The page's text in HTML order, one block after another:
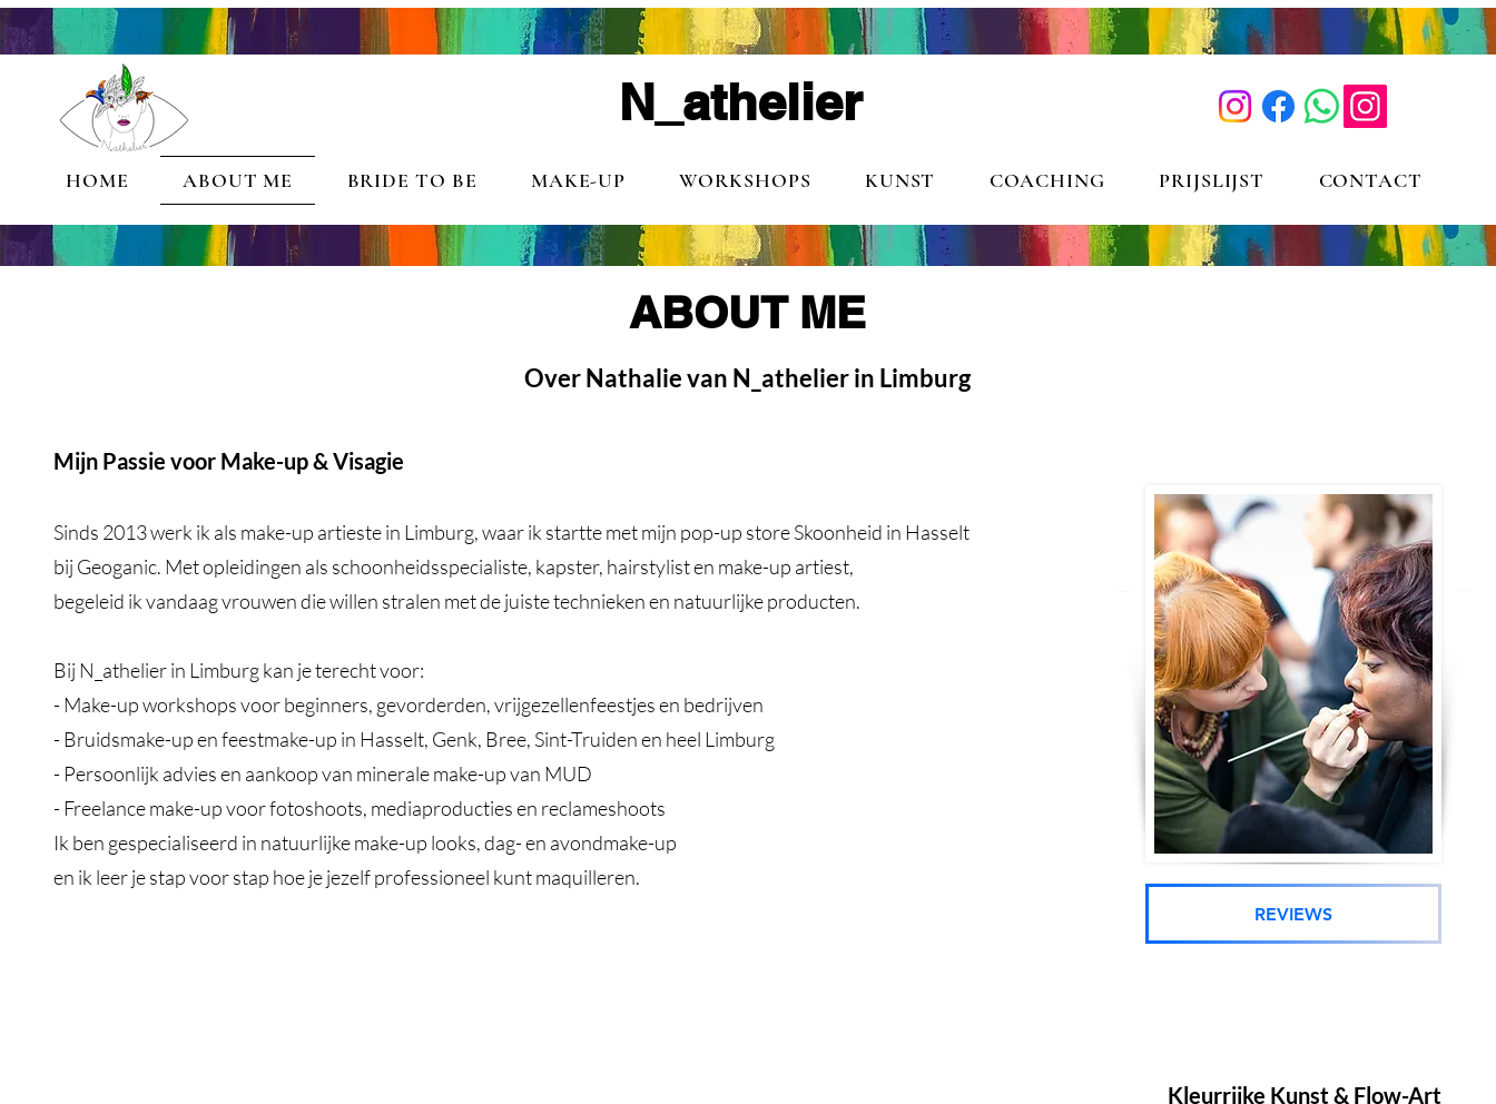
N_athelier
HOME ABOUT ME BRIDE TO BE MAKE-UP WORKSHOPS KUNST COACHING PRIJSLIJST CONTACT
ABOUT ME
Over Nathalie van N_athelier in Limburg
Mijn Passie voor Make-up & Visagie
Sinds 2013 werk ik als make-up artieste in Limburg, waar ik startte met mijn pop-up store Skoonheid in Hasselt
bij Geoganic. Met opleidingen als schoonheidsspecialiste, kapster, hairstylist en make-up artiest,
begeleid ik vandaag vrouwen die willen stralen met de juiste technieken en natuurlijke producten.
Bij N_athelier in Limburg kan je terecht voor:
- Make-up workshops voor beginners, gevorderden, vrijgezellenfeestjes en bedrijven
- Bruidsmake-up en feestmake-up in Hasselt, Genk, Bree, Sint-Truiden en heel Limburg
- Persoonlijk advies en aankoop van minerale make-up van MUD
- Freelance make-up voor fotoshoots, mediaproducties en reclameshoots
Ik ben gespecialiseerd in natuurlijke make-up looks, dag- en avondmake-up
en ik leer je stap voor stap hoe je jezelf professioneel kunt maquilleren.
Kleurrijke Kunst & Flow-Art
REVIEWS